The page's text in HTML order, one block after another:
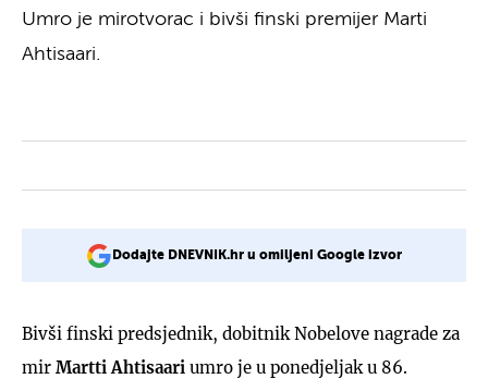
Umro je mirotvorac i bivši finski premijer Marti
Ahtisaari.
Dodajte DNEVNIK.hr u omiljeni Google izvor
Bivši finski predsjednik, dobitnik Nobelove nagrade za
mir Martti Ahtisaari umro je u ponedjeljak u 86.